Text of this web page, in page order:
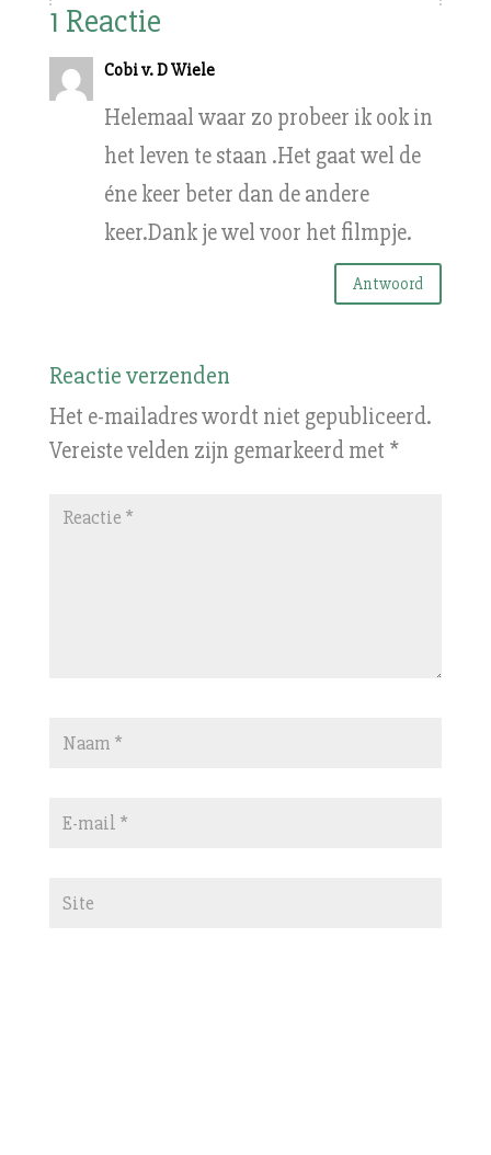
1 Reactie
Cobi v. D Wiele
Helemaal waar zo probeer ik ook in
het leven te staan .Het gaat wel de
éne keer beter dan de andere
keer.Dank je wel voor het filmpje.
Antwoord
Reactie verzenden
Het e-mailadres wordt niet gepubliceerd.
Vereiste velden zijn gemarkeerd met *